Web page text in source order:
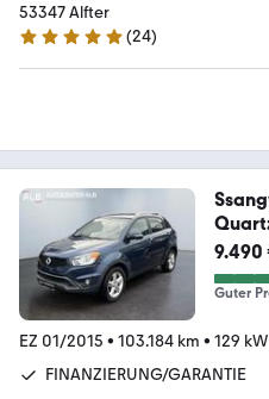
53347 Alfter
4.9 Sterne
(24)
/AHK/
9.490
Guter
EZ 01/2015 • 103.184 km • 129
FINANZIERUNG/GARANTIE